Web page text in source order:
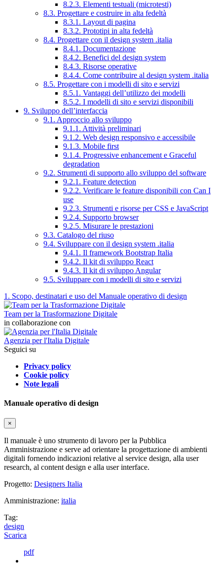
8.2.3. Elementi testuali (microtesti)
8.3. Progettare e costruire in alta fedeltà
8.3.1. Layout di pagina
8.3.2. Prototipi in alta fedeltà
8.4. Progettare con il design system .italia
8.4.1. Documentazione
8.4.2. Benefici del design system
8.4.3. Risorse operative
8.4.4. Come contribuire al design system .italia
8.5. Progettare con i modelli di sito e servizi
8.5.1. Vantaggi dell’utilizzo dei modelli
8.5.2. I modelli di sito e servizi disponibili
9. Sviluppo dell’interfaccia
9.1. Approccio allo sviluppo
9.1.1. Attività preliminari
9.1.2. Web design responsivo e accessibile
9.1.3. Mobile first
9.1.4. Progressive enhancement e Graceful
degradation
9.2. Strumenti di supporto allo sviluppo del software
9.2.1. Feature detection
9.2.2. Verificare le feature disponibili con Can I
use
9.2.3. Strumenti e risorse per CSS e JavaScript
9.2.4. Supporto browser
9.2.5. Misurare le prestazioni
9.3. Catalogo del riuso
9.4. Sviluppare con il design system .italia
9.4.1. Il framework Bootstrap Italia
9.4.2. Il kit di sviluppo React
9.4.3. Il kit di sviluppo Angular
9.5. Sviluppare con i modelli di sito e servizi
1. Scopo, destinatari e uso del Manuale operativo di design
Team per la Trasformazione Digitale
in collaborazione con
Agenzia per l'Italia Digitale
Seguici su
Privacy policy
Cookie policy
Note legali
Manuale operativo di design
×
Il manuale è uno strumento di lavoro per la Pubblica
Amministrazione e serve ad orientare la progettazione di ambienti
digitali fornendo indicazioni relative al service design, alla user
research, al content design e alla user interface.
Progetto: Designers Italia
Amministrazione: italia
Tag:
design
Scarica
pdf